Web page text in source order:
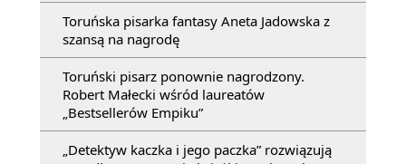
Toruńska pisarka fantasy Aneta Jadowska z
szansą na nagrodę
Toruński pisarz ponownie nagrodzony.
Robert Małecki wśród laureatów
„Bestsellerów Empiku”
„Detektyw kaczka i jego paczka” rozwiązują